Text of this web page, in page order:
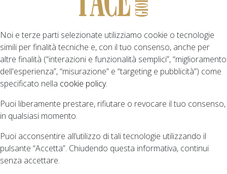
Noi e terze parti selezionate utilizziamo cookie o tecnologie
simili per finalità tecniche e, con il tuo consenso, anche per
altre finalità (“interazioni e funzionalità semplici”, “miglioramento
dell'esperienza”, “misurazione” e “targeting e pubblicità”) come
specificato nella cookie policy.
Puoi liberamente prestare, rifiutare o revocare il tuo consenso,
in qualsiasi momento.
Puoi acconsentire all’utilizzo di tali tecnologie utilizzando il
pulsante “Accetta”. Chiudendo questa informativa, continui
senza accettare.